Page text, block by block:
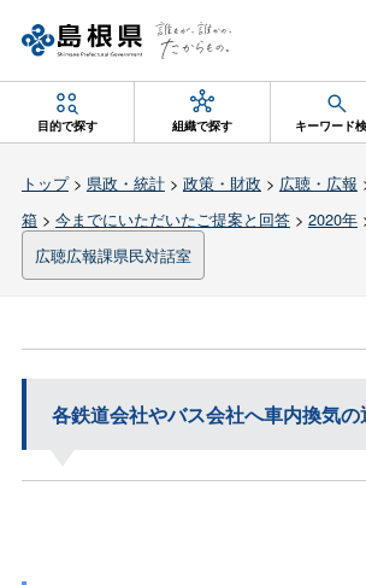
目的で探す 組織で探す キーワード
トップ> 県政・統計> 政策・財政 > 広聴・広報
箱> 今までにいただいたご提案と回答> 2020年
広聴広報課県民対話室
各鉄道会社やバス会社へ車内換気の